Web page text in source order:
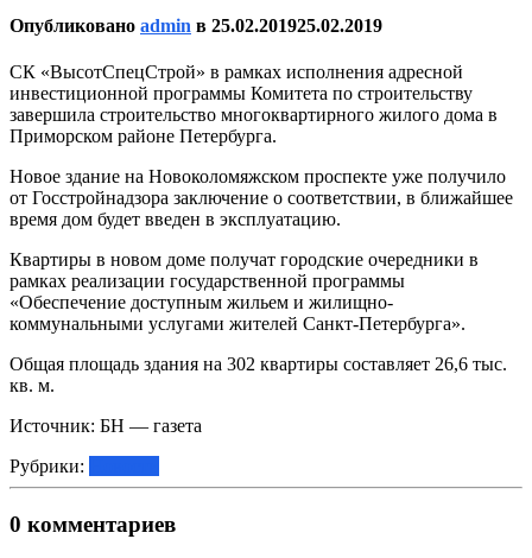
Опубликовано admin в 25.02.201925.02.2019
СК «ВысотСпецСтрой» в рамках исполнения адресной
инвестиционной программы Комитета по строительству
завершила строительство многоквартирного жилого дома в
Приморском районе Петербурга.
Новое здание на Новоколомяжском проспекте уже получило
от Госстройнадзора заключение о соответствии, в ближайшее
время дом будет введен в эксплуатацию.
Квартиры в новом доме получат городские очередники в
рамках реализации государственной программы
«Обеспечение доступным жильем и жилищно-
коммунальными услугами жителей Санкт-Петербурга».
Общая площадь здания на 302 квартиры составляет 26,6 тыс.
кв. м.
Источник: БН — газета
Рубрики:
0 комментариев